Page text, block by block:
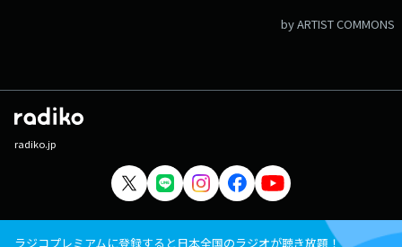
by ARTIST COMMONS
radiko.jp
ラジコプレミアムに登録すると日本全国のラジオが聴き放題！